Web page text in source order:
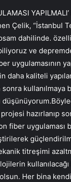
Çelik, “İstanbul
dahilinde.
ve
uygulamasının
kaliteli
kullanılmaya
hazırlanıp
fiber uygulaması
titreşimi
Her bina